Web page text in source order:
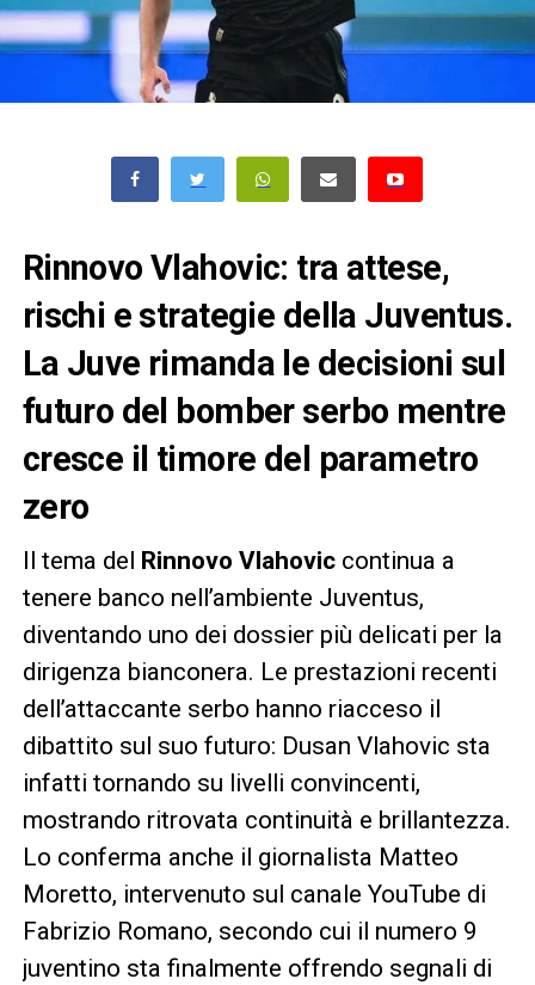
Rinnovo Vlahovic: tra attese,
rischi e strategie della Juventus.
La Juve rimanda le decisioni sul
futuro del bomber serbo mentre
cresce il timore del parametro
zero
Il tema del Rinnovo Vlahoviccontinua a
tenere banco nell’ambiente Juventus,
diventando uno dei dossier più delicati per la
dirigenza bianconera. Le prestazioni recenti
dell’attaccante serbo hanno riacceso il
dibattito sul suo futuro: Dusan Vlahovic sta
infatti tornando su livelli convincenti,
mostrando ritrovata continuità e brillantezza.
Lo conferma anche il giornalista Matteo
Moretto, intervenuto sul canale YouTube di
Fabrizio Romano, secondo cui il numero 9
juventino sta finalmente offrendo segnali di